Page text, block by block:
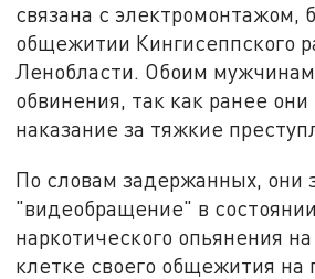
связана с электромонтажом,
общежитии Кингисеппского
Ленобласти. Обоим
обвинения, так как ранее
наказание за тяжкие
По словам задержанных, они
"видеобращение" в
наркотического опьянения
клетке своего общежития на